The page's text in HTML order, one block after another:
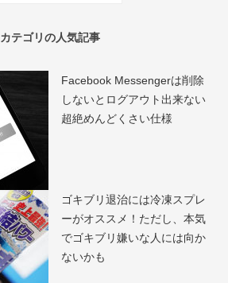
カテゴリの人気記事
Facebook Messengerは削除
しないとログアウト出来ない
超絶めんどくさい仕様
ゴキブリ退治には冷凍スプレ
ーがオススメ！ただし、本気
でゴキブリ嫌いな人には向か
ないかも